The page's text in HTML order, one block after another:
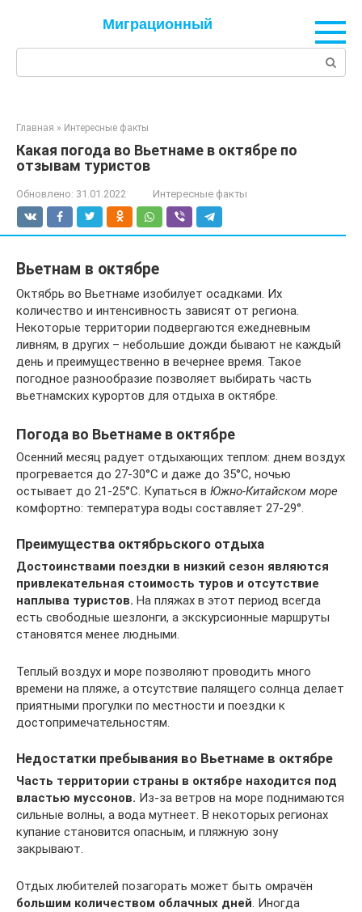
Миграционный
Главная » Интересные факты
Какая погода во Вьетнаме в октябре по
отзывам туристов
Обновлено: 31.01.2022 Интересные факты
Вьетнам в октябре
Октябрь во Вьетнаме изобилует осадками. Их
количество и интенсивность зависят от региона.
Некоторые территории подвергаются ежедневным
ливням, в других – небольшие дожди бывают не каждый
день и преимущественно в вечернее время. Такое
погодное разнообразие позволяет выбирать часть
вьетнамских курортов для отдыха в октябре.
Погода во Вьетнаме в октябре
Осенний месяц радует отдыхающих теплом: днем воздух
прогревается до 27-30°C и даже до 35°C, ночью
остывает до 21-25°C. Купаться в Южно-Китайском море
комфортно: температура воды составляет 27-29°.
Преимущества октябрьского отдыха
Достоинствами поездки в низкий сезон являются
привлекательная стоимость туров и отсутствие
наплыва туристов. На пляжах в этот период всегда
есть свободные шезлонги, а экскурсионные маршруты
становятся менее людными.
Теплый воздух и море позволяют проводить много
времени на пляже, а отсутствие палящего солнца делает
приятными прогулки по местности и поездки к
достопримечательностям.
Недостатки пребывания во Вьетнаме в октябре
Часть территории страны в октябре находится под
властью муссонов. Из-за ветров на море поднимаются
сильные волны, а вода мутнеет. В некоторых регионах
купание становится опасным, и пляжную зону
закрывают.
Отдых любителей позагорать может быть омрачён
большим количеством облачных дней. Иногда